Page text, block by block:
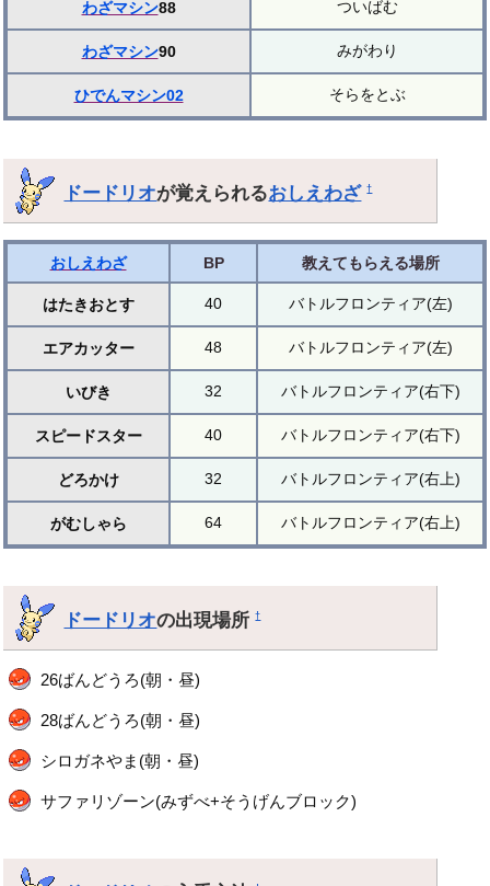
わざマシン88 ついばむ
わざマシン90 みがわり
ひでんマシン02 そらをとぶ
ドードリオが覚えられるおしえわざ †
おしえわざ BP 教えてもらえる場所
はたきおとす 40 バトルフロンティア(左)
エアカッター 48 バトルフロンティア(左)
いびき 32 バトルフロンティア(右下)
スピードスター 40 バトルフロンティア(右下)
どろかけ 32 バトルフロンティア(右上)
がむしゃら 64 バトルフロンティア(右上)
ドードリオの出現場所†
26ばんどうろ(朝・昼)
28ばんどうろ(朝・昼)
シロガネやま(朝・昼)
サファリゾーン(みずべ+そうげんブロック)